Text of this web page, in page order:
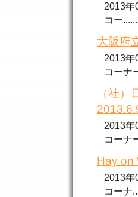
2013年
コー......
大阪府
2013年
コーナ
（社
2013年
コーナ
Hay
2013年
コーナ